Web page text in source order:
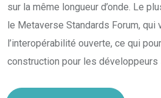
sur la même longueur d’onde. Le
le Metaverse Standards Forum, qui
l’interopérabilité ouverte, ce qui
construction pour les développeurs